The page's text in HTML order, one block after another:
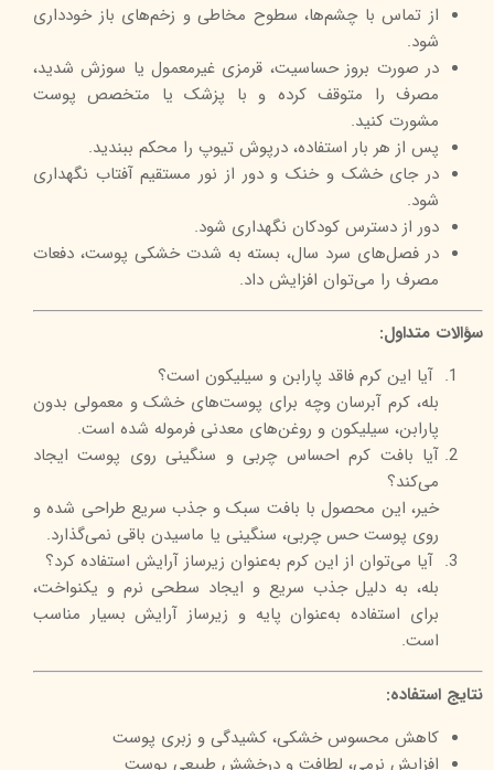
از تماس با چشم‌ها، سطوح مخاطی و زخم‌های باز خودداری
شود.
در صورت بروز حساسیت، قرمزی غیرمعمول یا سوزش شدید،
مصرف را متوقف کرده و با پزشک یا متخصص پوست
مشورت کنید.
پس از هر بار استفاده، درپوش تیوپ را محکم ببندید.
در جای خشک و خنک و دور از نور مستقیم آفتاب نگهداری
شود.
دور از دسترس کودکان نگهداری شود.
در فصل‌های سرد سال، بسته به شدت خشکی پوست، دفعات
مصرف را می‌توان افزایش داد.
سؤالات متداول:
آیا این کرم فاقد پارابن و سیلیکون است؟
بله، کرم آبرسان وچه برای پوست‌های خشک و معمولی بدون
پارابن، سیلیکون و روغن‌های معدنی فرموله شده است.
آیا بافت کرم احساس چربی و سنگینی روی پوست ایجاد
می‌کند؟
خیر، این محصول با بافت سبک و جذب سریع طراحی شده و
روی پوست حس چربی، سنگینی یا ماسیدن باقی نمی‌گذارد.
آیا می‌توان از این کرم به‌عنوان زیرساز آرایش استفاده کرد؟
بله، به دلیل جذب سریع و ایجاد سطحی نرم و یکنواخت،
برای استفاده به‌عنوان پایه و زیرساز آرایش بسیار مناسب
است.
نتایج استفاده:
کاهش محسوس خشکی، کشیدگی و زبری پوست
افزایش نرمی، لطافت و درخشش طبیعی پوست